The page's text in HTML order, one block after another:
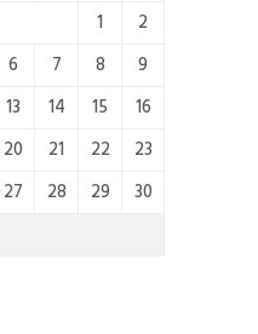
1
2
6 7 8
9
13 14 15
16
20 21 22
23
27 28 29
30